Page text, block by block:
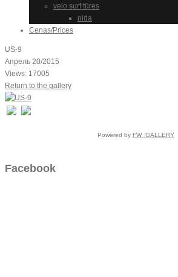
velo surf tūres
nida
Cenas/Prices
US-9
Апрель 20/2015
Views: 17005
Return to the gallery
Powered by FW_GALLERY
Facebook